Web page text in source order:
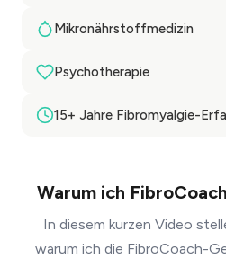
Mikronährstoffmedizin
Psychotherapie
15+ Jahre Fibromyalgie-
Warum ich
In diesem kurzen Video
warum ich die FibroCoach-